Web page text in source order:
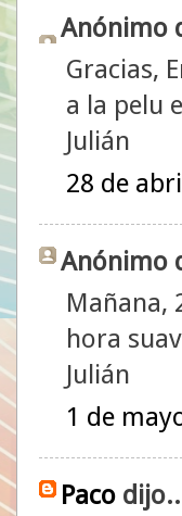
Anónimo
Gracias,
a la pelu
Julián
28 de
Anónimo
Mañana,
hora
Julián
1 de
Paco